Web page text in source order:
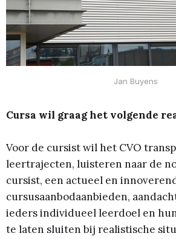
Jan Buyens
Cursa wil graag het volgende
Voor de cursist wil het CVO
leertrajecten, luisteren naar de
cursist, een actueel en
cursusaanbodaanbieden,
ieders individueel leerdoel en
te laten sluiten bij realistische